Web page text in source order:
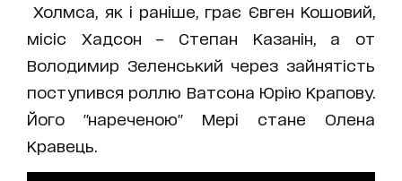
Холмса, як і раніше, грає Євген Кошовий,
місіс Хадсон – Степан Казанін, а от
Володимир Зеленський через зайнятість
поступився роллю Ватсона Юрію Крапову.
Його "нареченою" Мері стане Олена
Кравець.